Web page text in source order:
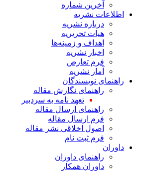
آخرین شماره
اطلاعات نشریه
درباره نشریه
هیات تحریریه
اهداف و زمینه‌ها
اخبار نشریه
فرم تعارض
آمار نشریه
راهنمای نویسندگان
راهنمای نگارش مقاله
تعهد نامه به سردبیر
راهنمای ارسال مقاله
فرم ارسال مقاله
اصول اخلاقی نشر مقاله
فرم ثبت نام
داوران
راهنمای داوران
داوران همکار